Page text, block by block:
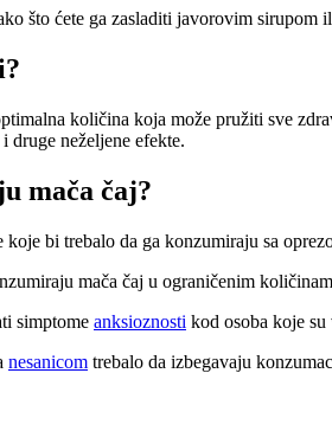
što ćete ga zasladiti javorovim
količina koja može pružiti sve
druge neželjene efekte.
mača čaj?
bi trebalo da ga konzumiraju sa
mača čaj u ograničenim
simptome anksioznosti kod osoba koje
nesanicom trebalo da izbegavaju